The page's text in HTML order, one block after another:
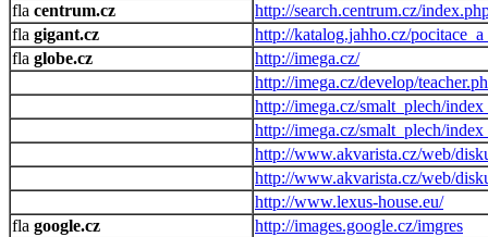
centrum.cz
http://search.centrum.cz/
gigant.cz
http://katalog.jahho.cz/
globe.cz
http://imega.cz/
http://imega.cz/develop/
http://imega.cz/smalt_plech/
http://imega.cz/smalt_plech/
http://www.akvarista.cz/web/
http://www.akvarista.cz/web/
http://www.lexus-house.eu/
google.cz
http://images.google.cz/imgres